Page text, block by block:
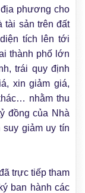
phương cho
tài sản trên đất
tích lên tới
thành phố lớn
trái quy định
xin giảm giá,
nhằm thu
đồng của Nhà
giảm uy tín
trực tiếp tham
ban hành các